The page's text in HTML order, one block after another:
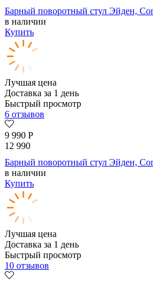
Барный поворотный стул Эйден,
в наличии
Купить
Лучшая цена
Доставка за 1 день
Быстрый просмотр
6 отзывов
9 990 Р
12 990
Барный поворотный стул Эйден,
в наличии
Купить
Лучшая цена
Доставка за 1 день
Быстрый просмотр
10 отзывов